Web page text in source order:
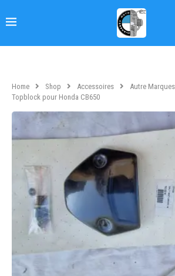
Home Shop Accessoires Autre Marques
Topblock pour Honda CB650